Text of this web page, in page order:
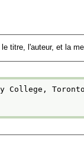
titre, l'auteur, et la
Toronto,